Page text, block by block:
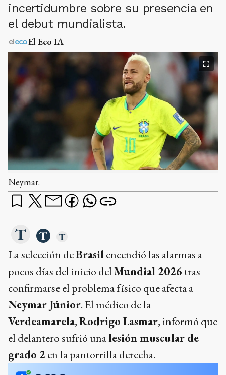
incertidumbre sobre su presencia en
el debut mundialista.
El Eco IA
Neymar.
La selección deBrasilencendió las alarmas a
pocos días del inicio delMundial 2026 tras
confirmarse el problema físico que afecta a
Neymar Júnior. El médico de la
Verdeamarela,Rodrigo Lasmar, informó que
el delantero sufrió unalesión muscular de
grado 2en la pantorrilla derecha.